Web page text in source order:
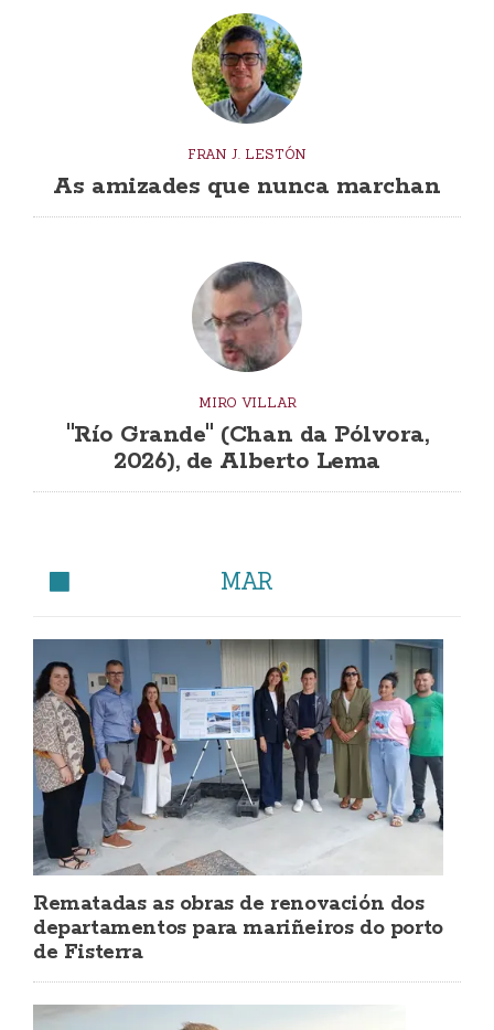
FRAN J. LESTÓN
As amizades que nunca marchan
MIRO VILLAR
"Río Grande" (Chan da Pólvora,
2026), de Alberto Lema
MAR
Rematadas as obras de renovación dos
departamentos para mariñeiros do porto
de Fisterra